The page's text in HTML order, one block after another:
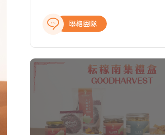
牌整合、包裝升級與跨產業合作，
方土地的豐饒與文化底蘊，讓地方
聯絡團隊